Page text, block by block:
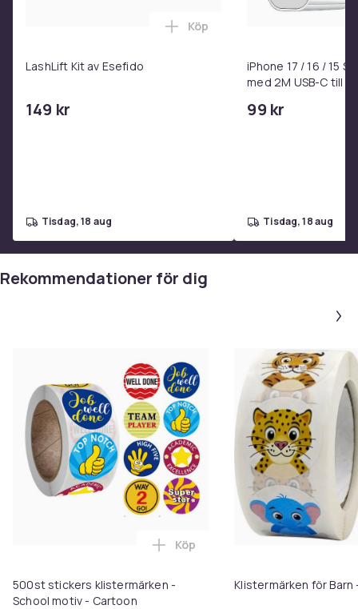
LashLift Kit av Esefido
149 kr
Lägg till LashLift Kit av
Köp
tisdag, 18 aug
iPhone 17 / 16 / 15
med 2M USB-C till
99 kr
tisdag, 18 aug
Rekommendationer för dig
500st stickers klistermärken -
School motiv - Cartoon
Lägg till 500st stickers
Köp
Klistermärken för